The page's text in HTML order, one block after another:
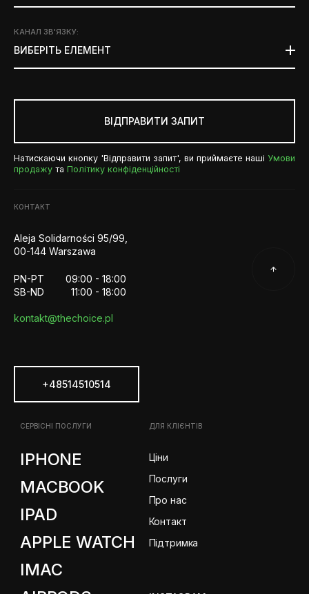
КАНАЛ ЗВ'ЯЗКУ:
ВИБЕРІТЬ ЕЛЕМЕНТ
ВІДПРАВИТИ ЗАПИТ
Натискаючи кнопку 'Відправити запит', ви приймаєте наші Умови
продажута Політику конфіденційності
КОНТАКТ
Aleja Solidarności 95/99,
00-144 Warszawa
PN-PT
09:00 - 18:00
SB-ND
11:00 - 18:00
kontakt@thechoice.pl
+48514510514
СЕРВІСНІ ПОСЛУГИ
IPHONE
MACBOOK
IPAD
APPLE WATCH
IMAC
ДЛЯ КЛІЄНТІВ
Ціни
Послуги
Про нас
Контакт
Підтримка